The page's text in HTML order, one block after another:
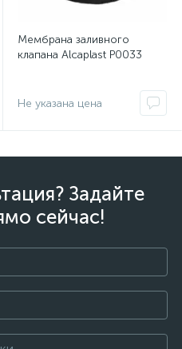
Мембрана заливного
клапана Alcaplast P0033
Не указана цена
Задайте
сейчас!